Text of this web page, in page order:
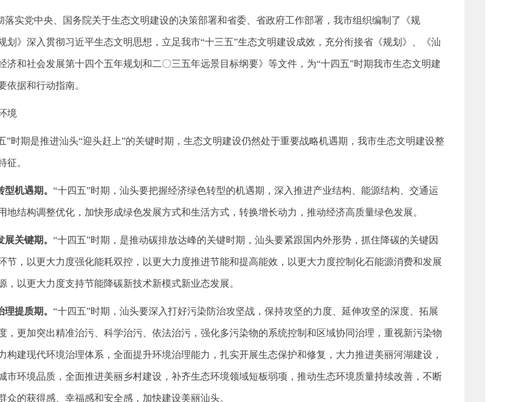
实党中央、国务院关于生态文明建设的决策部署和省委、省政府工作部署，我市组织编制了《规
划》深入贯彻习近平生态文明思想，立足我市“十三五”生态文明建设成效，充分衔接省《规划》、《汕
济和社会发展第十四个五年规划和二〇三五年远景目标纲要》等文件，为“十四五”时期我市生态文明建
依据和行动指南。
境
时期是推进汕头“迎头赶上”的关键时期，生态文明建设仍然处于重要战略机遇期，我市生态文明建设整
征。
机遇期。 “十四五”时期，汕头要把握经济绿色转型的机遇期，深入推进产业结构、能源结构、交通运
地结构调整优化，加快形成绿色发展方式和生活方式，转换增长动力，推动经济高质量绿色发展。
关键期。 “十四五”时期，是推动碳排放达峰的关键时期，汕头要紧跟国内外形势，抓住降碳的关键因
节，以更大力度强化能耗双控，以更大力度推进节能和提高能效，以更大力度控制化石能源消费和发展
，以更大力度支持节能降碳新技术新模式新业态发展。
提质期。 “十四五”时期，汕头要深入打好污染防治攻坚战，保持攻坚的力度、延伸攻坚的深度、拓展
，更加突出精准治污、科学治污、依法治污，强化多污染物的系统控制和区域协同治理，重视新污染物
构建现代环境治理体系，全面提升环境治理能力，扎实开展生态保护和修复，大力推进美丽河湖建设，
市环境品质，全面推进美丽乡村建设，补齐生态环境领域短板弱项，推动生态环境质量持续改善，不断
众的获得感、幸福感和安全感，加快建设美丽汕头。